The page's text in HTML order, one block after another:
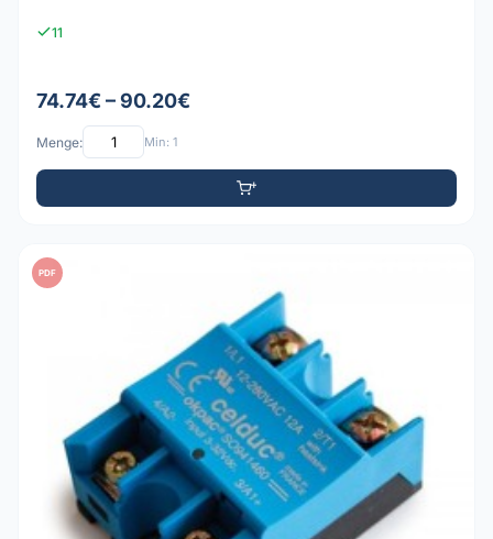
11
74.74€ – 90.20€
Menge: Min: 1
PDF